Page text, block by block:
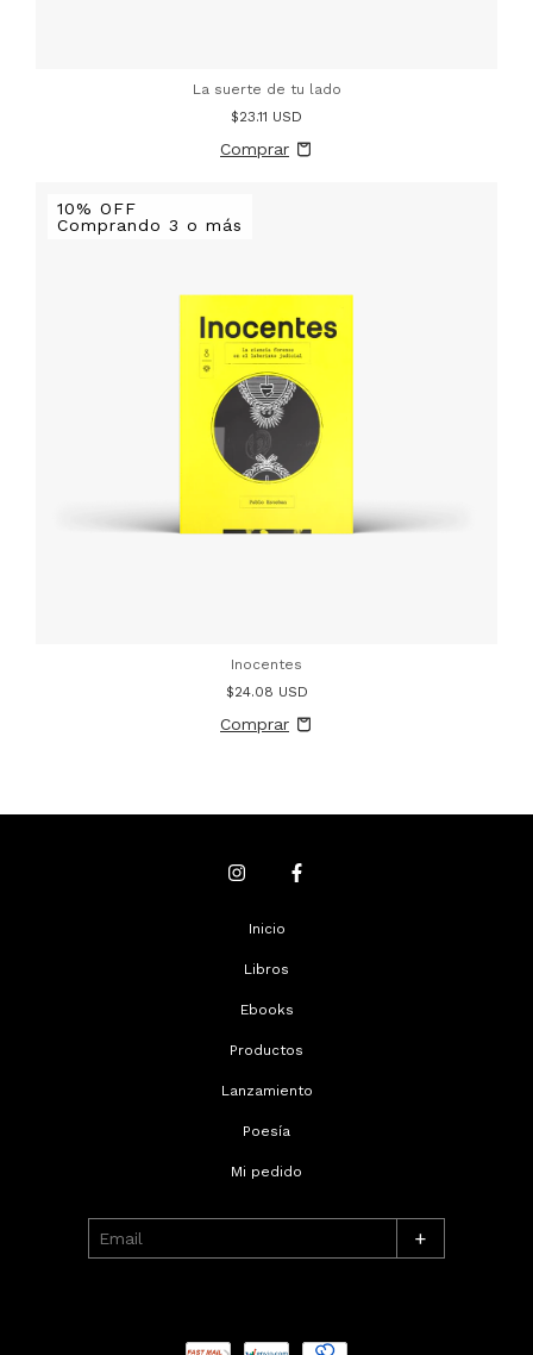
La suerte de tu lado
$23.11 USD
10% OFF
Comprando 3 o más
Inocentes
$24.08 USD
Inicio
Libros
Ebooks
Productos
Lanzamiento
Poesía
Mi pedido
+